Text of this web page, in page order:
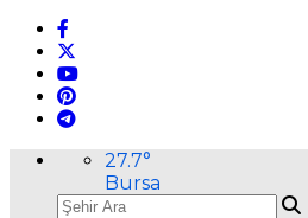
27.7°
Bursa